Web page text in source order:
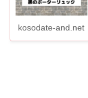
kosodate-and.net